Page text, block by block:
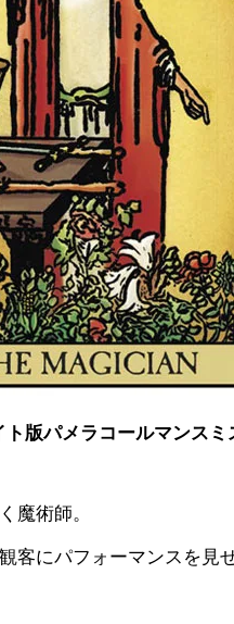
版パメラコールマンスミ
魔術師。
客にパフォーマンスを見